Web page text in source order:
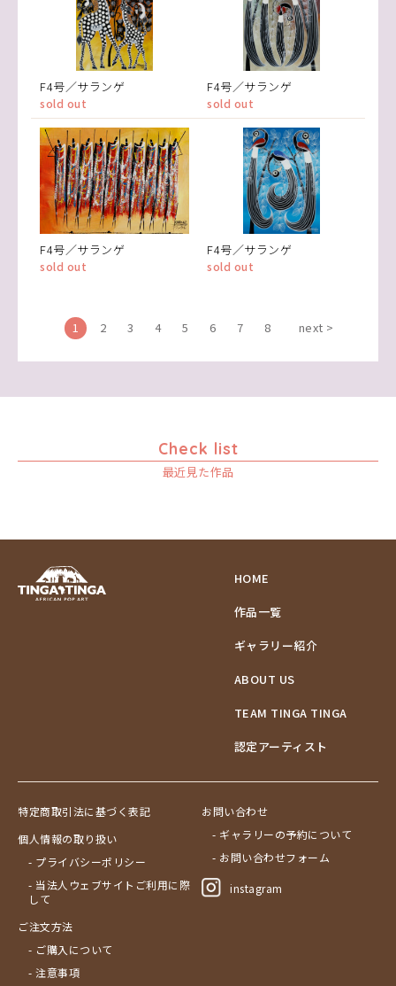
F4号／サランゲ
sold out
F4号／サランゲ
sold out
F4号／サランゲ
sold out
F4号／サランゲ
sold out
1 2 3 4 5 6 7 8 next >
Check list
最近見た作品
HOME
作品一覧
ギャラリー紹介
ABOUT US
TEAM TINGA TINGA
認定アーティスト
特定商取引法に基づく表記
個人情報の取り扱い
- プライバシーポリシー
- 当法人ウェブサイトご利用に際
して
ご注文方法
- ご購入について
- 注意事項
お問い合わせ
- ギャラリーの予約について
- お問い合わせフォーム
instagram